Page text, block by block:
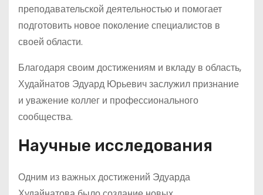
преподавательской деятельностью и помогает
подготовить новое поколение специалистов в
своей области.
Благодаря своим достижениям и вкладу в область,
Худайнатов Эдуард Юрьевич заслужил признание
и уважение коллег и профессионального
сообщества.
Научные исследования
Одним из важных достижений Эдуарда